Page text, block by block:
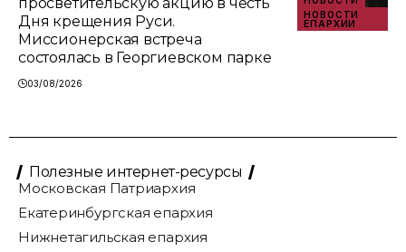
НОВОСТИ
ЕПАРХИИ
Дня крещения Руси.
Миссионерская встреча
состоялась в Георгиевском парке
03/08/2026
Полезные интернет-ресурсы
Московская Патриархия
Екатеринбургская епархия
Нижнетагильская епархия